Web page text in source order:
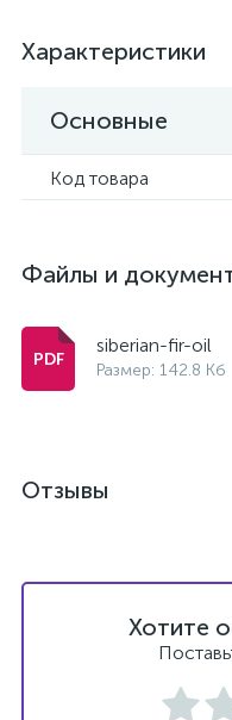
Характеристики
Основные
Код товара
Файлы и
siberian-fir-oil
Размер: 142.8 Кб
Отзывы
Хотите